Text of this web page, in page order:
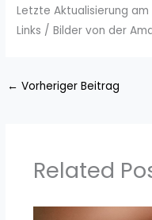
Letzte Aktualisierung
Links / Bilder von der
← Vorheriger Beitrag
Related